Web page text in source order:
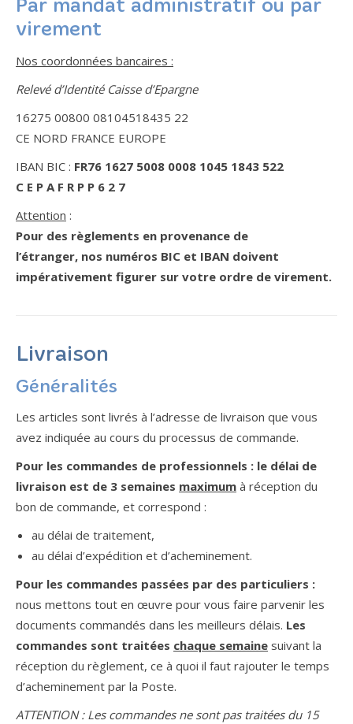
Par mandat administratif ou par
virement
Nos coordonnées bancaires :
Relevé d’Identité Caisse d’Epargne
16275 00800 08104518435 22
CE NORD FRANCE EUROPE
IBAN BIC : FR76 1627 5008 0008 1045 1843 522
C E P A F R P P 6 2 7
Attention :
Pour des règlements en provenance de
l’étranger, nos numéros BIC et IBAN doivent
impérativement figurer sur votre ordre de virement.
Livraison
Généralités
Les articles sont livrés à l’adresse de livraison que vous
avez indiquée au cours du processus de commande.
Pour les commandes de professionnels : le délai de
livraison est de 3 semaines maximum à réception du
bon de commande, et correspond :
au délai de traitement,
au délai d’expédition et d’acheminement.
Pour les commandes passées par des particuliers :
nous mettons tout en œuvre pour vous faire parvenir les
documents commandés dans les meilleurs délais. Les
commandes sont traitées chaque semaine suivant la
réception du règlement, ce à quoi il faut rajouter le temps
d’acheminement par la Poste.
ATTENTION : Les commandes ne sont pas traitées du 15